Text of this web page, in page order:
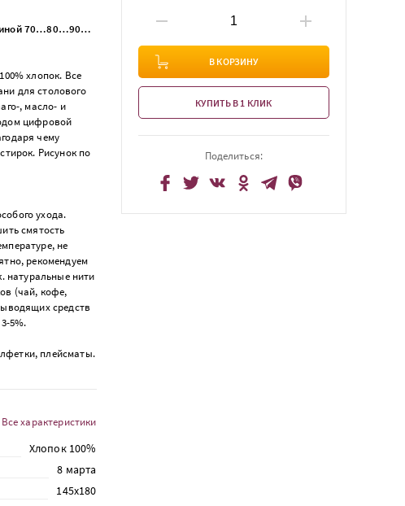
70…80…90…
хлопок. Все
для столового
, масло- и
цифровой
чему
Рисунок по
ухода.
смятость
не
рекомендуем
натуральные нити
(чай, кофе,
средств
5%.
плейсматы.
Хлопок 100%
8 марта
145х180
Все характеристики
В КОРЗИНУ
КУПИТЬ В 1 КЛИК
Поделиться: